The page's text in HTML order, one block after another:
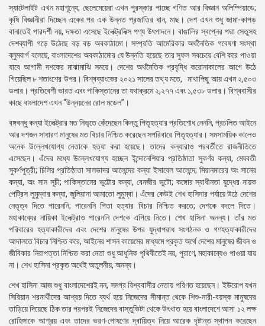
স্যাটেলাইট এখন মহাশূন্যে; ছেলেমেয়েরা এখন পুরস্কার পাচ্ছে গণিত আর বিজ্ঞান অলিম্পিয়াডে;
কৃষি বিজ্ঞানীরা দিচ্ছেন একের পর এক উন্নত প্রজাতির ধান, মাছ। দেশ এখন শুধু জামা-কাপড়
বানাতেই পারদর্শী নয়, দক্ষতা এসেছে ইলেক্ট্রনিক্স পণ্য উৎপাদনে। বাঙালির স্বপ্নের পদ্মা সেতুসহ
দেশব্যাপী গড়ে উঠেছে বড় বড় অবকাঠামো। সম্প্রতি আমেরিকার অর্থনৈতিক গবেষণা সংস্থা
ব্লুমবার্গ বলেছে, বাংলাদেশের অবকাঠামোর যে উন্নতি হয়েছে তার সুফল সবচেয়ে বেশি করে পাওয়া
যাবে আগামী দশকের মাঝামাঝি সময়ে। দেশের অর্থনৈতিক প্রবৃদ্ধি করোনাকালের আগে উঠে
গিয়েছিল ৮ শতাংশের উপর। বিশ্বব্যাংকের ২০২১ সালের তথ্য মতে, মাথাপিছু আয় এখন ২,৫০৩
ডলার। প্রতিবেশী ভারত এবং পাকিস্তানের তা যথাক্রমে ২,২৭৭ এবং ১,৫৩৮ ডলার। বিশ্ববাসীর
কাছে বাংলাদেশ এখন “উন্নয়নের রোল মডেল”।
বঙ্গবন্ধু কন্যা ইলেক্ট্রার মত নিভৃতে কেঁদেছেন কিন্তু পিতৃহত্যার প্রতিশোধ নেননি, প্রচলিত আইনে
আর দশজন সাধারণ মানুষের মত বিচার নিশ্চিত করেছেন সপরিবারে পিতৃহত্যার। সমসাময়িক কালেও
অনেক উল্লেখযোগ্য নেতাকে হত্যা করা হয়েছে। তাদের কন্যারাও পরবর্তীতে রাজনীতিতে
এসেছেন। এঁদের মধ্যে উল্লেখযোগ্য হচ্ছেন ইন্দোনেশিয়ার প্রতিষ্ঠাতা সুকর্ণর কন্যা, মেঘবতী
সুকর্ণপুত্রী; চিলির প্রতিষ্ঠাতা সালভাদর আলেন্দের কন্যা ইসাবেল আলেন্দে; মিয়ানমারের অং সানের
কন্যা, অং সান সূচী; পাকিস্তানের ভুট্টোর কন্যা, বেনজীর ভুটো; কঙ্গোর স্বাধীনতা যুদ্ধের নায়ক
পেট্রিস লুমুম্বার কন্যা, জুলিয়ানা আমাতো লুমুম্বা। এঁদের কেউই শেখ হাসিনার পর্যায়ে উঠে দেশের
নেতৃত্ব দিতে পারেননি; পারেননি পিতা হত্যার বিচার নিশ্চিত করতে; দেশকে বদলে দিতে।
মহাকাব্যের নায়িকা ইলেক্ট্রাও পারেননি দেশকে এগিয়ে নিতে। শেখ হাসিনা অনন্য। তাঁর মত
পরিবারের হত্যাকারীদের এবং দেশের মানুষের উপর যুদ্ধাপরাধ সংগঠনক ও গণহত্যাকারীদের
আদালতে বিচার নিশ্চিত করে, আইনের শাসন কায়েমের মাধ্যমে প্রকৃত অর্থে দেশের মানুষের জীবন ও
জীবিকার নিরাপত্তা নিশ্চিত করা নেতা শুধু আধুনিক পৃথিবীতেই নয়, পুরাণে, মহাকাব্যেও পাওয়া যায়
না। শেখ হাসিনা প্রকৃত অর্থেই অতুলনীয়, অনন্য।
শেখ হাসিনা আজ শুধু বাংলাদেশেরই নন, সমগ্র বিশ্ববাসীর নেতায় পরিণত হয়েছেন। ইউরোপ যখন
সিরিয়ান শরনার্থীদের আশ্রয় দিতে ব্যর্থ হয়ে নিজেদের সীমান্ত থেকে শিশু-নারী-বয়স্ক মানুষদের
তাড়িয়ে দিয়েছে ঠিক তার পরপরই নিজেদের বাস্তুভিটা থেকে উৎখাত হয়ে বাংলাদেশে আসা ১২ লক্ষ
রোহিঙ্গাকে আশ্রয় এবং তাদের ভরণ-পোষণের দ্বায়িত্ব নিয়ে আরেক দৃষ্টান্ত স্থাপন করেছেন